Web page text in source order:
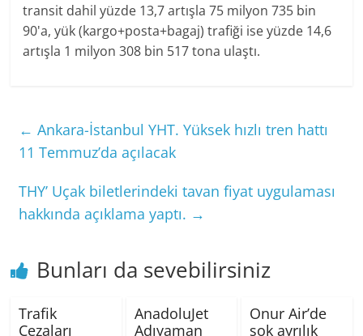
transit dahil yüzde 13,7 artışla 75 milyon 735 bin
90'a, yük (kargo+posta+bagaj) trafiği ise yüzde 14,6
artışla 1 milyon 308 bin 517 tona ulaştı.
← Ankara-İstanbul YHT. Yüksek hızlı tren hattı
11 Temmuz’da açılacak
THY’ Uçak biletlerindeki tavan fiyat uygulaması
hakkında açıklama yaptı. →
Bunları da sevebilirsiniz
Trafik
Cezaları
AnadoluJet
Adıyaman
Onur Air’de
şok ayrılık